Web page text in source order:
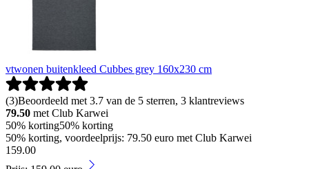
vtwonen buitenkleed Cubbes grey 160x230 cm
(3)Beoordeeld met 3.7 van de 5 sterren, 3 klantreviews
79.50 met Club Karwei
50% korting50% korting
50% korting, voordeelprijs: 79.50 euro met Club Karwei
159.00